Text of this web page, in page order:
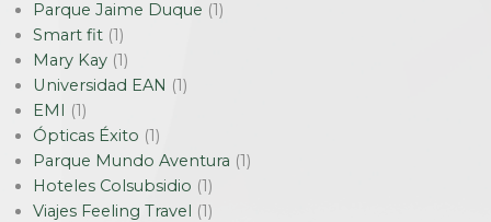
Parque Jaime Duque (1)
Smart fit (1)
Mary Kay (1)
Universidad EAN (1)
EMI (1)
Ópticas Éxito (1)
Parque Mundo Aventura (1)
Hoteles Colsubsidio (1)
Viajes Feeling Travel (1)